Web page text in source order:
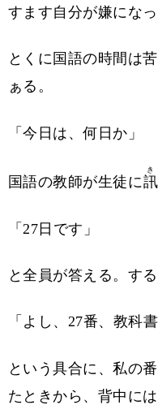
すます自分が嫌になっ
とくに国語の時間は
ぁる。
「今日は、何日か」
国語の教師が生徒に訊
き
「27日です」
と全員が答える。する
「よし、27番、教科
という具合に、私の
たときから、背中に